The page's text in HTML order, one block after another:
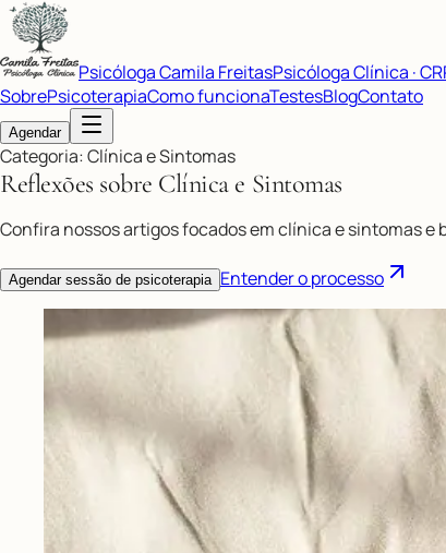
Psicóloga Camila FreitasPsicóloga Clínica ·
SobrePsicoterapiaComo funcionaTestesBlogContato
Agendar
Categoria: Clínica e Sintomas
Reflexões sobre Clínica e Sintomas
Confira nossos artigos focados em clínica e sintomas e
Agendar sessão de psicoterapia Entender o processo